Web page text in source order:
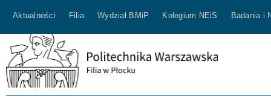
Aktualności Filia Wydział BMiP Kolegium NEiS Badania i